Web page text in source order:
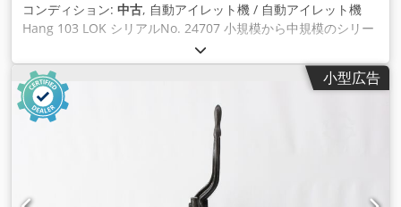
コンディション: 中古, 自動アイレット機 / 自動アイレット機
Hang 103 LOK シリアルNo. 24707 小規模から中規模のシリー
ズバッチ向け 作業深さ130mm ピースカウンター / カウンター
フットスイッチでリリース WhatsAppによるオンラインビデオ
検査 - MS Zoom - Telegram 在庫あり エムスキルヒェン/ニュ
ルンベルク - すぐに入手可能 - テスト可能 Codpev D N H Njfx
Ahyjrf
小型広告